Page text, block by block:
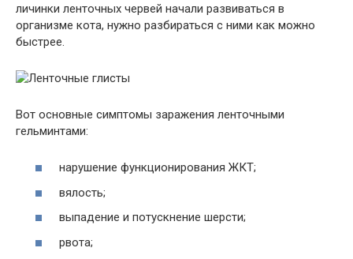
личинки ленточных червей начали развиваться в
организме кота, нужно разбираться с ними как можно
быстрее.
Вот основные симптомы заражения ленточными
гельминтами:
нарушение функционирования ЖКТ;
вялость;
выпадение и потускнение шерсти;
рвота;